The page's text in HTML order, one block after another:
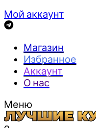
Мой аккаунт
Магазин
Избранное
Аккаунт
О нас
Меню